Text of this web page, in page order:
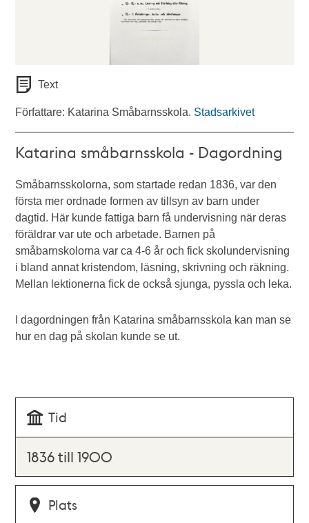
Text
Författare: Katarina Småbarnsskola. Stadsarkivet
Katarina småbarnsskola - Dagordning
Småbarnsskolorna, som startade redan 1836, var den
första mer ordnade formen av tillsyn av barn under
dagtid. Här kunde fattiga barn få undervisning när deras
föräldrar var ute och arbetade. Barnen på
småbarnskolorna var ca 4-6 år och fick skolundervisning
i bland annat kristendom, läsning, skrivning och räkning.
Mellan lektionerna fick de också sjunga, pyssla och leka.
I dagordningen från Katarina småbarnsskola kan man se
hur en dag på skolan kunde se ut.
Tid
1836 till 1900
Plats